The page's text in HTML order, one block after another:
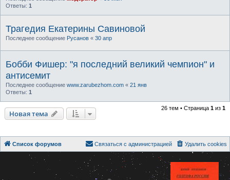
Ответы: 1
Трагедия Екатерины Савиновой
Последнее сообщение Русанов « 30 апр
Бобби Фишер: "я последний великий чемпион" и
антисемит
Последнее сообщение www.zarubezhom.com « 21 янв
Ответы: 1
Новая тема
26 тем • Страница 1 из 1
Список форумов Удалить cookies
Связаться с администрацией